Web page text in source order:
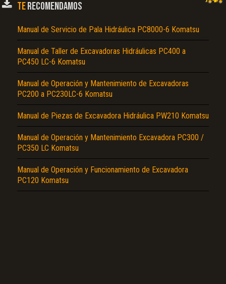
TERECOMENDAMOS
Manual de Servicio de Pala Hidráulica PC8000-6 Komatsu
Manual de Taller de Excavadoras Hidráulicas PC400 a
PC450 LC-6 Komatsu
Manual de Operación y Mantenimiento de Excavadoras
PC200 a PC230LC-6 Komatsu
Manual de Piezas de Excavadora Hidráulica PW210 Komatsu
Manual de Operación y Mantenimiento Excavadora PC300 /
PC350 LC Komatsu
Manual de Operación y Funcionamiento de Excavadora
PC120 Komatsu
El Título es incorrecto según el contenido.
Texto o Imagen de portada son erróneos.
No carga o no se visualiza el contenido.